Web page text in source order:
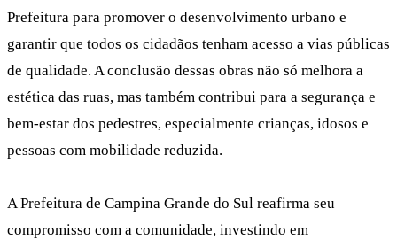
Prefeitura para promover o desenvolvimento urbano e
garantir que todos os cidadãos tenham acesso a vias públicas
de qualidade. A conclusão dessas obras não só melhora a
estética das ruas, mas também contribui para a segurança e
bem-estar dos pedestres, especialmente crianças, idosos e
pessoas com mobilidade reduzida.
A Prefeitura de Campina Grande do Sul reafirma seu
compromisso com a comunidade, investindo em